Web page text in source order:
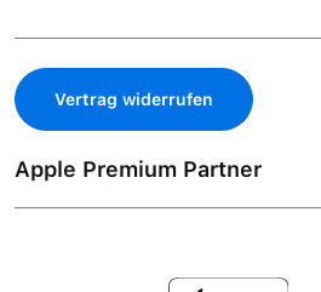
Vertrag widerrufen
Apple Premium Partner